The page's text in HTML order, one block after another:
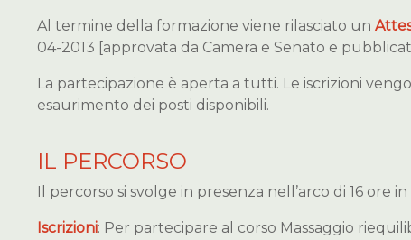
Al termine della formazione viene rilasciato un
04-2013 [approvata da Camera e Senato e
La partecipazione è aperta a tutti. Le iscrizioni
esaurimento dei posti disponibili.​
IL PERCORSO
Il percorso si svolge in presenza nell’arco di 16 ore
Iscrizioni: Per partecipare al corso Massaggio